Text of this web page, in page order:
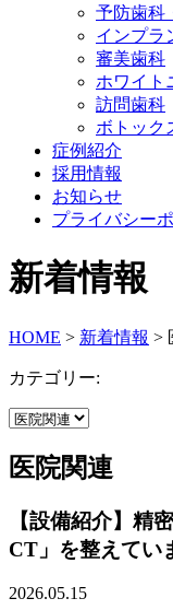
予防歯科
インプラ
審美歯科
ホワイト
訪問歯科
ボトック
症例紹介
採用情報
お知らせ
プライバシー
新着情報
HOME > 新着情報 >
カテゴリー:
医院関連
【設備紹介】精
CT」を整えてい
2026.05.15